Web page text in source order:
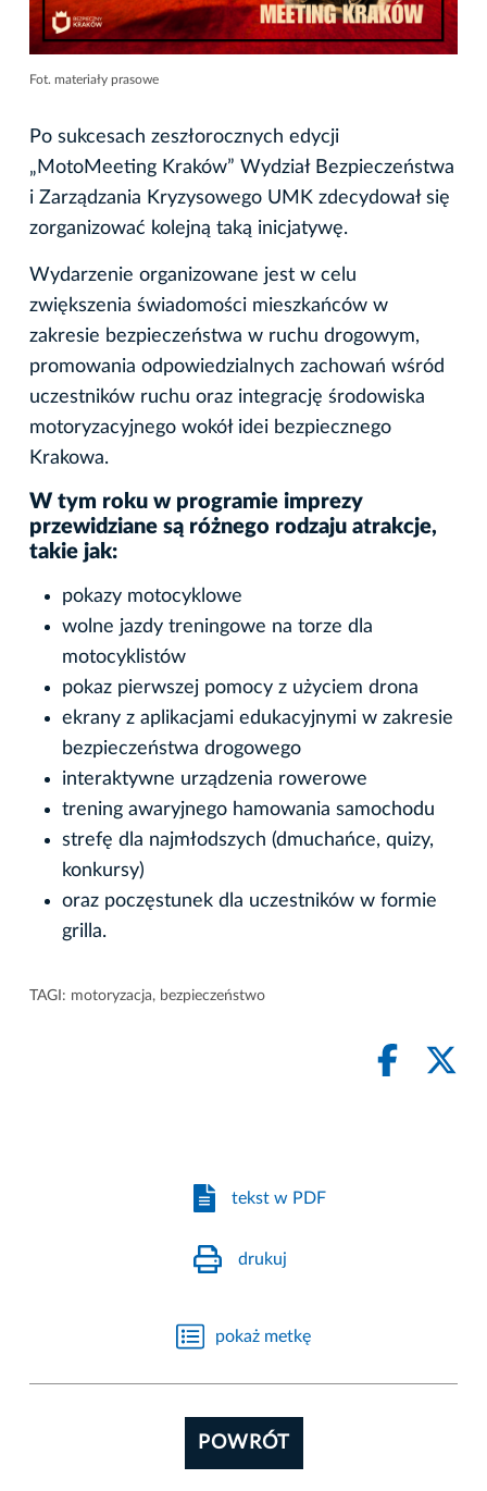
Fot. materiały prasowe
Po sukcesach zeszłorocznych edycji
„MotoMeeting Kraków” Wydział Bezpieczeństwa
i Zarządzania Kryzysowego UMK zdecydował się
zorganizować kolejną taką inicjatywę.
Wydarzenie organizowane jest w celu
zwiększenia świadomości mieszkańców w
zakresie bezpieczeństwa w ruchu drogowym,
promowania odpowiedzialnych zachowań wśród
uczestników ruchu oraz integrację środowiska
motoryzacyjnego wokół idei bezpiecznego
Krakowa.
W tym roku w programie imprezy
przewidziane są różnego rodzaju atrakcje,
takie jak:
pokazy motocyklowe
wolne jazdy treningowe na torze dla
motocyklistów
pokaz pierwszej pomocy z użyciem drona
ekrany z aplikacjami edukacyjnymi w zakresie
bezpieczeństwa drogowego
interaktywne urządzenia rowerowe
trening awaryjnego hamowania samochodu
strefę dla najmłodszych (dmuchańce, quizy,
konkursy)
oraz poczęstunek dla uczestników w formie
grilla.
TAGI: motoryzacja, bezpieczeństwo
tekst w PDF
drukuj
pokaż metkę
POWRÓT